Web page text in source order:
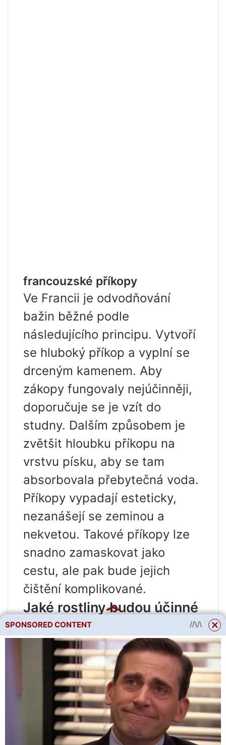
francouzské příkopy
Ve Francii je odvodňování
bažin běžné podle
následujícího principu. Vytvoří
se hluboký příkop a vyplní se
drceným kamenem. Aby
zákopy fungovaly nejúčinněji,
doporučuje se je vzít do
studny. Dalším způsobem je
zvětšit hloubku příkopu na
vrstvu písku, aby se tam
absorbovala přebytečná voda.
Příkopy vypadají esteticky,
nezanášejí se zeminou a
nekvetou. Takové příkopy lze
snadno zamaskovat jako
cestu, ale pak bude jejich
čištění komplikované.
Jaké rostliny budou účinné
při odvodňování bažiny?
Javor, vrba a bříza jsou
považovány za vlhkomilné
stromy, navíc mohou sloužit
jako vynikající dekorace do
zahrady;
Smrk lze vysadit z
SPONSORED CONTENT